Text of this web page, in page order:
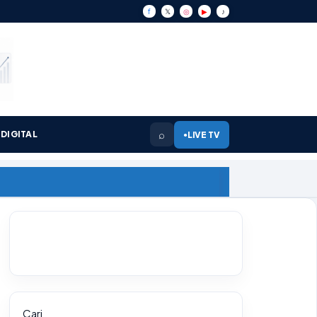
f 𝕏 ◎ ▶ ♪
⌕ ●LIVE TV
Cari